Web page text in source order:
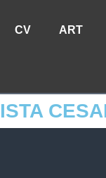
CV ART